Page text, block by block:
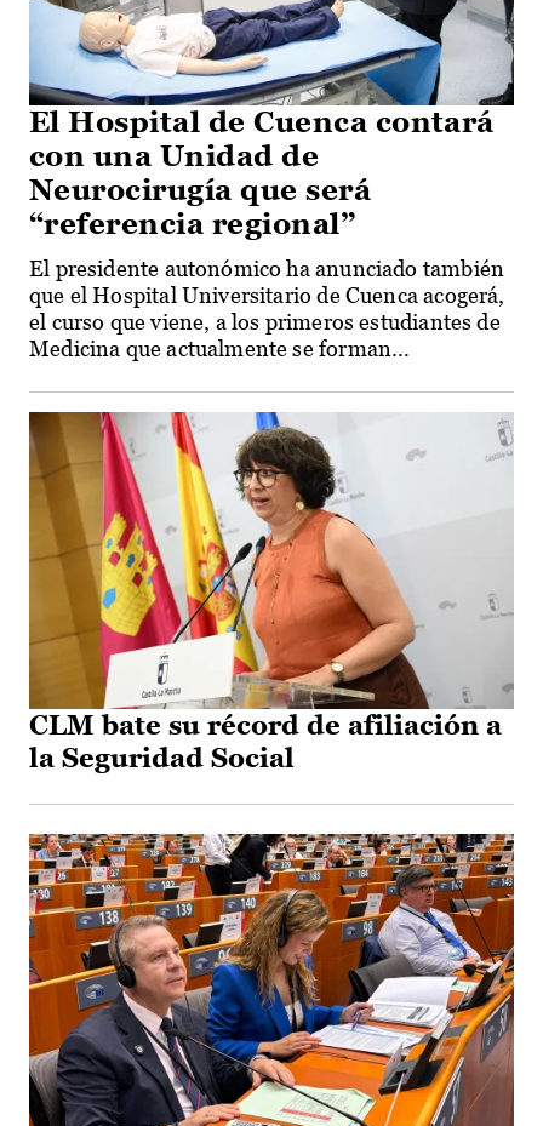
El Hospital de Cuenca contará
con una Unidad de
Neurocirugía que será
“referencia regional”
El presidente autonómico ha anunciado también
que el Hospital Universitario de Cuenca acogerá,
el curso que viene, a los primeros estudiantes de
Medicina que actualmente se forman...
CLM bate su récord de afiliación a
la Seguridad Social